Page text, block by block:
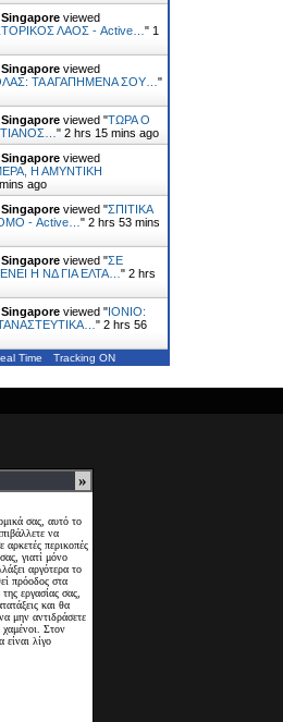
Singapore viewed
ΛΑΟΣ - Active… " 1
Singapore viewed
ΤΑ ΑΓΑΠΗΜΕΝΑ ΣΟΥ… "
Singapore viewed "ΤΩΡΑ Ο
" 2 hrs 15 mins ago
Singapore viewed
Η ΑΜΥΝΤΙΚH
ago
Singapore viewed "ΣΠΙΤΙΚΑ
- Active… " 2 hrs 53 mins
Singapore viewed "ΣΕ
Η ΝΔ ΓΙΑ ΕΛΤΑ… " 2 hrs
Singapore viewed "ΙΟΝΙΟ:
" 2 hrs 56
Time Tracking ON